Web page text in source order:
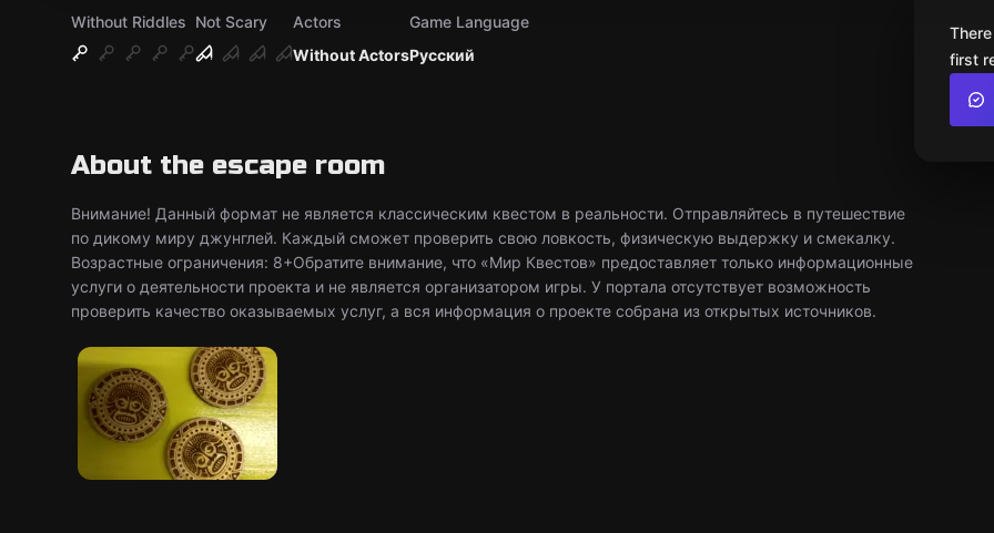
Without Riddles Not Scary
Without Actors
Actors
Русский
Game Language
About the escape room
Внимание! Данный формат не является классическим квестом в реальности. Отправляйтесь в путешествие
по дикому миру джунглей. Каждый сможет проверить свою ловкость, физическую выдержку и смекалку.
Возрастные ограничения: 8+Обратите внимание, что «Мир Квестов» предоставляет только информационные
услуги о деятельности проекта и не является организатором игры. У портала отсутствует возможность
проверить качество оказываемых услуг, а вся информация о проекте собрана из открытых источников.
first